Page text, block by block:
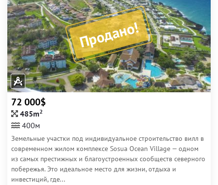
Продано!
72 000$
485m2
400м
Земельные участки под индивидуальное строительство вилл в
современном жилом комплексе Sosua Ocean Village — одном
из самых престижных и благоустроенных сообществ северного
побережья. Это идеальное место для жизни, отдыха и
инвестиций, где...